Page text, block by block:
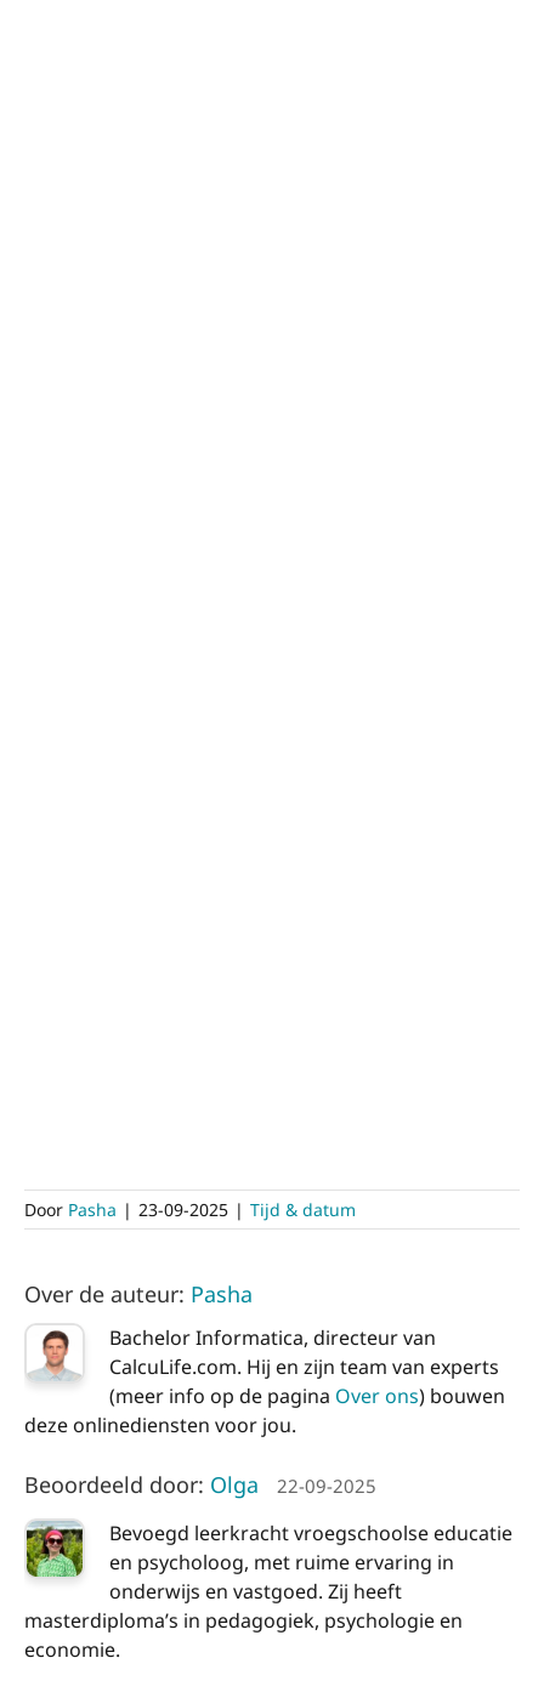
Door Pasha | 23-09-2025 | Tijd & datum
Over de auteur: Pasha
Bachelor Informatica, directeur van
CalcuLife.com. Hij en zijn team van experts
(meer info op de pagina Over ons) bouwen
deze onlinediensten voor jou.
Beoordeeld door: Olga 22-09-2025
Bevoegd leerkracht vroegschoolse educatie
en psycholoog, met ruime ervaring in
onderwijs en vastgoed. Zij heeft
masterdiploma’s in pedagogiek, psychologie en
economie.